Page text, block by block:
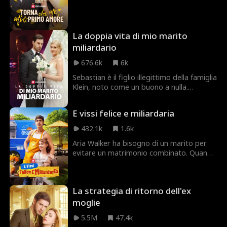
La doppia vita di mio marito
miliardario
676.6k
6k
Sebastian è il figlio illegittimo della famiglia
Klein, noto come un buono a nulla.
che non sa è che ha sposato un miliardario
segreto! Cosa succederà quando scoprirà
la verità? La domanda più intrigante è...
perché Sebastian Klein nasconde la sua
vera identità?
E vissi felice e miliardaria
432.1k
1.6k
Aria Walker ha bisogno di un marito per
evitare un matrimonio combinato. Quando
conoscente/"lavoratore del food truck,"
Stefan Hill. Poco sa che Stefan Hill è in
realtà un miliardario CEO. La famiglia
egoista di Aria e l'amica invidiosa cercano
La strategia di ritorno dell'ex
moglie
5.5M
47.4k